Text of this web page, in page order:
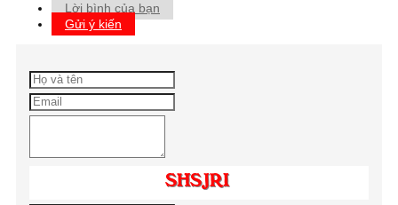
Lời bình của bạn
Gửi ý kiến